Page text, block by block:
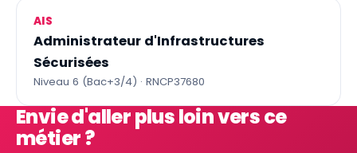
AIS
Administrateur d'Infrastructures
Sécurisées
Niveau 6 (Bac+3/4) · RNCP37680
Envie d'aller plus loin vers ce
métier ?